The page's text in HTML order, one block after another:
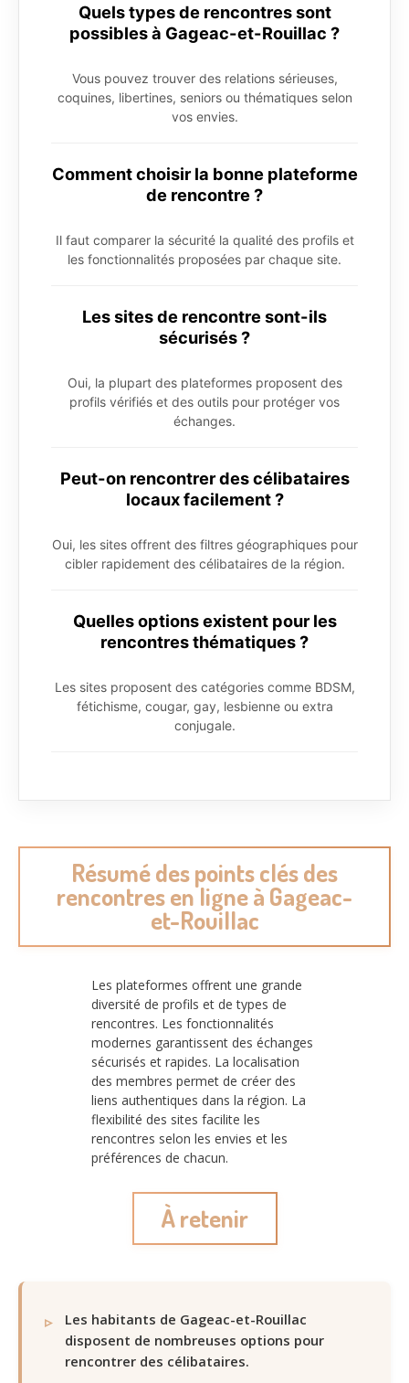
Quels types de rencontres sont
possibles à Gageac-et-Rouillac ?
Vous pouvez trouver des relations sérieuses,
coquines, libertines, seniors ou thématiques selon
vos envies.
Comment choisir la bonne plateforme
de rencontre ?
Il faut comparer la sécurité la qualité des profils et
les fonctionnalités proposées par chaque site.
Les sites de rencontre sont-ils
sécurisés ?
Oui, la plupart des plateformes proposent des
profils vérifiés et des outils pour protéger vos
échanges.
Peut-on rencontrer des célibataires
locaux facilement ?
Oui, les sites offrent des filtres géographiques pour
cibler rapidement des célibataires de la région.
Quelles options existent pour les
rencontres thématiques ?
Les sites proposent des catégories comme BDSM,
fétichisme, cougar, gay, lesbienne ou extra
conjugale.
Résumé des points clés des
rencontres en ligne à Gageac-
et-Rouillac
Les plateformes offrent une grande
diversité de profils et de types de
rencontres. Les fonctionnalités
modernes garantissent des échanges
sécurisés et rapides. La localisation
des membres permet de créer des
liens authentiques dans la région. La
flexibilité des sites facilite les
rencontres selon les envies et les
préférences de chacun.
À retenir
Les habitants de Gageac-et-Rouillac
disposent de nombreuses options pour
rencontrer des célibataires.